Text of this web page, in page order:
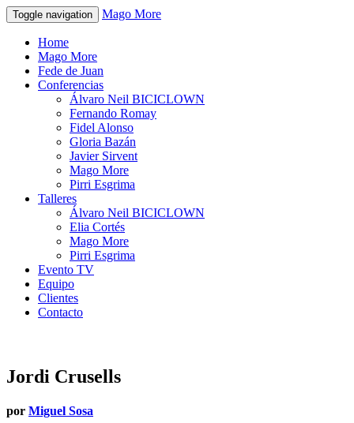
Toggle navigation Mago More
Home
Mago More
Fede de Juan
Conferencias
Álvaro Neil BICICLOWN
Fernando Romay
Fidel Alonso
Gloria Bazán
Javier Sirvent
Mago More
Pirri Esgrima
Talleres
Álvaro Neil BICICLOWN
Elia Cortés
Mago More
Pirri Esgrima
Evento TV
Equipo
Clientes
Contacto
Jordi Crusells
por Miguel Sosa